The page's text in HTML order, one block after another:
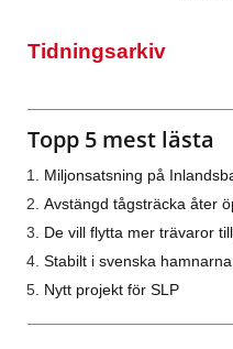
Tidningsarkiv
Topp 5 mest lästa
Miljonsatsning på
Avstängd tågsträcka åter
De vill flytta mer trävaror
Stabilt i svenska hamnarna
Nytt projekt för SLP